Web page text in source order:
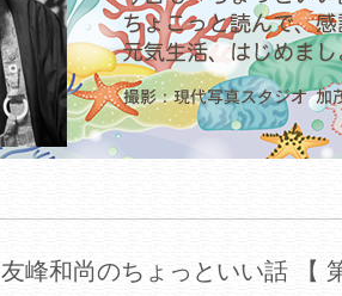
友峰和尚のちょっといい話 【